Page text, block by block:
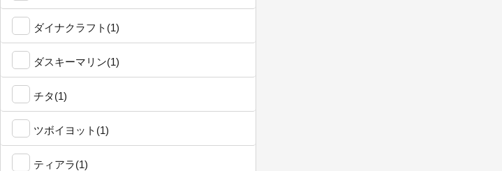
ダイナクラフト(1)
ダスキーマリン(1)
チタ(1)
ツボイヨット(1)
ティアラ(1)